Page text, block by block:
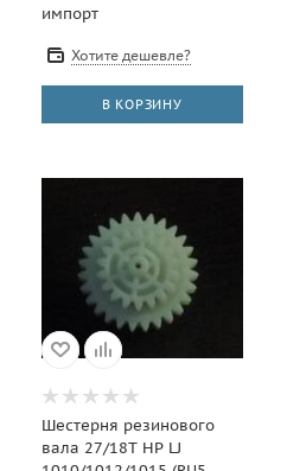
импорт
Хотите дешевле?
В КОРЗИНУ
Шестерня резинового
вала 27/18T HP LJ